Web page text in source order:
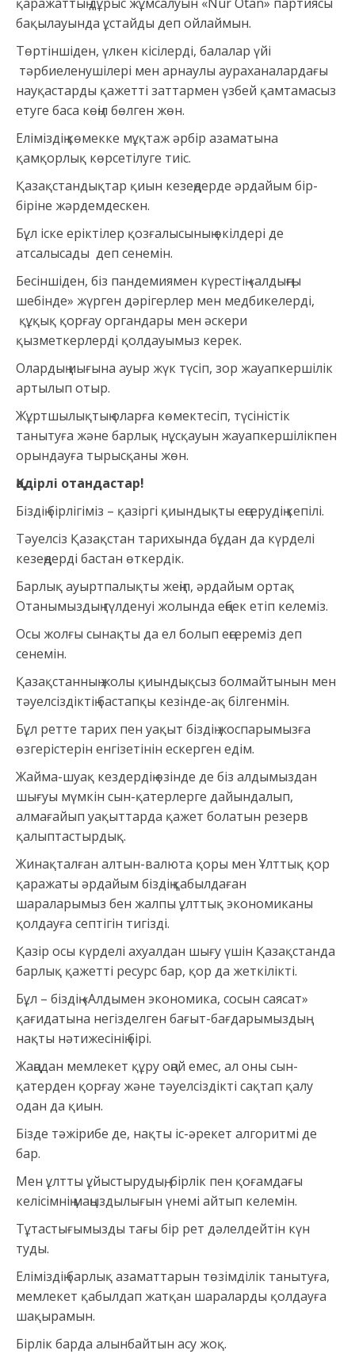
бақылауында ұстайды деп ойлаймын.
Төртіншіден, үлкен кісілерді, балалар үйі
тәрбиеленушілері мен арнаулы аураханалардағы
науқастарды қажетті заттармен үзбей қамтамасыз
етуге баса көңіл бөлген жөн.
Еліміздің көмекке мұқтаж әрбір азаматына
қамқорлық көрсетілуге тиіс.
Қазақстандықтар қиын кезеңдерде әрдайым бір-
біріне жәрдемдескен.
Бұл іске еріктілер қозғалысының өкілдері де
атсалысады деп сенемін.
Бесіншіден, біз пандемиямен күрестің «алдыңғы
шебінде» жүрген дәрігерлер мен медбикелерді,
құқық қорғау органдары мен әскери
қызметкерлерді қолдауымыз керек.
Олардың иығына ауыр жүк түсіп, зор жауапкершілік
артылып отыр.
Жұртшылықтың оларға көмектесіп, түсіністік
танытуға және барлық нұсқауын жауапкершілікпен
орындауға тырысқаны жөн.
Қадірлі отандастар!
Біздің бірлігіміз – қазіргі қиындықты еңсерудің кепілі.
Тәуелсіз Қазақстан тарихында бұдан да күрделі
кезеңдерді бастан өткердік.
Барлық ауыртпалықты жеңіп, әрдайым ортақ
Отанымыздың гүлденуі жолында еңбек етіп келеміз.
Осы жолғы сынақты да ел болып еңсереміз деп
сенемін.
Қазақстанның жолы қиындықсыз болмайтынын мен
тәуелсіздіктің бастапқы кезінде-ақ білгенмін.
Бұл ретте тарих пен уақыт біздің жоспарымызға
өзгерістерін енгізетінін ескерген едім.
Жайма-шуақ кездердің өзінде де біз алдымыздан
шығуы мүмкін сын-қатерлерге дайындалып,
алмағайып уақыттарда қажет болатын резерв
қалыптастырдық.
Жинақталған алтын-валюта қоры мен Ұлттық қор
қаражаты әрдайым біздің қабылдаған
шараларымыз бен жалпы ұлттық экономиканы
қолдауға септігін тигізді.
Қазір осы күрделі ахуалдан шығу үшін Қазақстанда
барлық қажетті ресурс бар, қор да жеткілікті.
Бұл – біздің «Алдымен экономика, сосын саясат»
қағидатына негізделген бағыт-бағдарымыздың
нақты нәтижесінің бірі.
Жаңадан мемлекет құру оңай емес, ал оны сын-
қатерден қорғау және тәуелсіздікті сақтап қалу
одан да қиын.
Бізде тәжірибе де, нақты іс-әрекет алгоритмі де
бар.
Мен ұлтты ұйыстырудың, бірлік пен қоғамдағы
келісімнің маңыздылығын үнемі айтып келемін.
Тұтастығымызды тағы бір рет дәлелдейтін күн
туды.
Еліміздің барлық азаматтарын төзімділік танытуға,
мемлекет қабылдап жатқан шараларды қолдауға
шақырамын.
Бірлік барда алынбайтын асу жоқ.